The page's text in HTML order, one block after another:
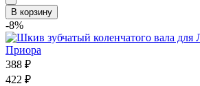
В корзину
-8%
388 ₽
422 ₽